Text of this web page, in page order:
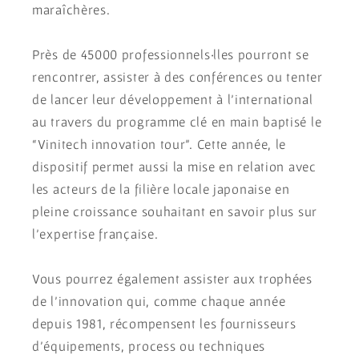
maraîchères.
Près de 45000 professionnels·lles pourront se
rencontrer, assister à des conférences ou tenter
de lancer leur développement à l’international
au travers du programme clé en main baptisé le
“Vinitech innovation tour”. Cette année, le
dispositif permet aussi la mise en relation avec
les acteurs de la filière locale japonaise en
pleine croissance souhaitant en savoir plus sur
l’expertise française.
Vous pourrez également assister aux trophées
de l’innovation qui, comme chaque année
depuis 1981, récompensent les fournisseurs
d’équipements, process ou techniques